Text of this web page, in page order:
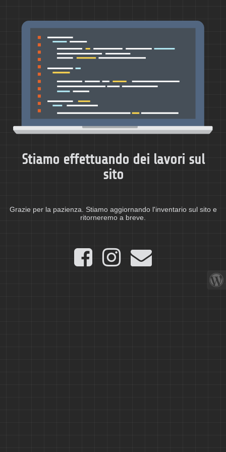
Stiamo effettuando dei lavori sul
sito
Grazie per la pazienza. Stiamo aggiornando l'inventario sul sito e
ritorneremo a breve.